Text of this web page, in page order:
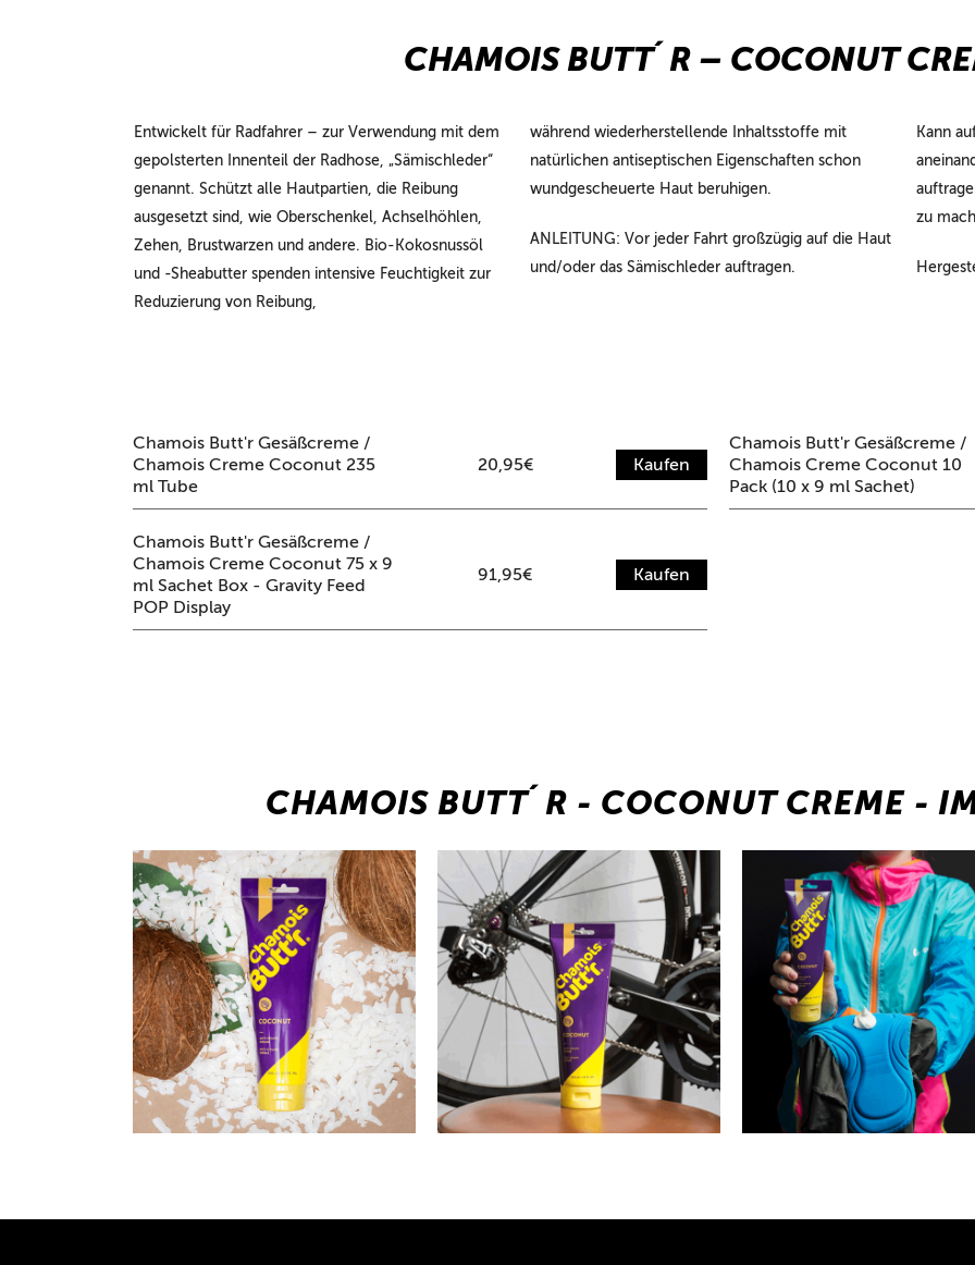
CHAMOIS BUTT´R – COCONUT
Entwickelt für Radfahrer – zur Verwendung mit dem
gepolsterten Innenteil der Radhose, „Sämischleder“
genannt. Schützt alle Hautpartien, die Reibung
ausgesetzt sind, wie Oberschenkel, Achselhöhlen,
Zehen, Brustwarzen und andere. Bio-Kokosnussöl
und -Sheabutter spenden intensive Feuchtigkeit zur
Reduzierung von Reibung,
während wiederherstellende Inhaltsstoffe mit
natürlichen antiseptischen Eigenschaften schon
wundgescheuerte Haut beruhigen.
ANLEITUNG: Vor jeder Fahrt großzügig auf die Haut
und/oder das Sämischleder auftragen.
Kann
zu
Chamois Butt'r Gesäßcreme /
Chamois Creme Coconut 235
ml Tube
20,95€ Kaufen
Chamois Butt'r Gesäßcreme /
Chamois Creme Coconut 10
Pack (10 x 9 ml Sachet)
Chamois Butt'r Gesäßcreme /
Chamois Creme Coconut 75 x 9
ml Sachet Box - Gravity Feed
POP Display
91,95€ Kaufen
CHAMOIS BUTT´R - COCONUT CREME -